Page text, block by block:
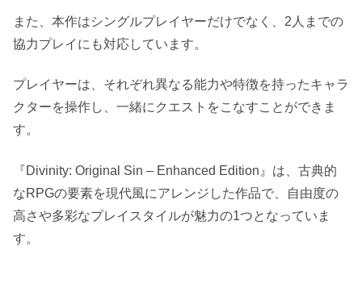
また、本作はシングルプレイヤーだけでなく、2人までの
協力プレイにも対応しています。
プレイヤーは、それぞれ異なる能力や特徴を持ったキャラ
クターを操作し、一緒にクエストをこなすことができま
す。
『Divinity: Original Sin – Enhanced Edition』は、古典的
なRPGの要素を現代風にアレンジした作品で、自由度の
高さや多彩なプレイスタイルが魅力の1つとなっていま
す。